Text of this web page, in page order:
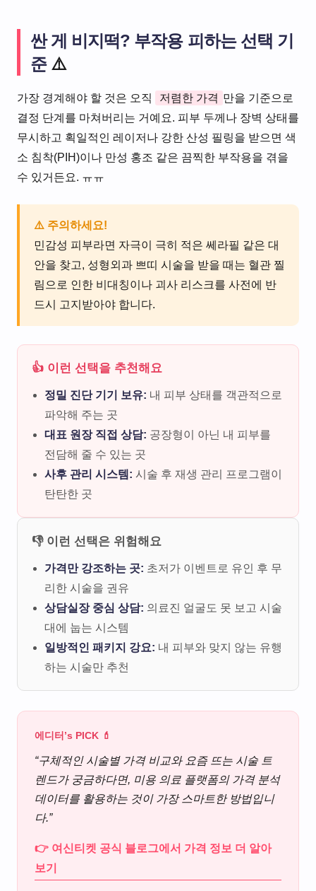
싼 게 비지떡? 부작용 피하는 선택 기
준⚠️
가장 경계해야 할 것은 오직 저렴한 가격 만을 기준으로
결정 단계를 마쳐버리는 거예요. 피부 두께나 장벽 상태를
무시하고 획일적인 레이저나 강한 산성 필링을 받으면 색
소 침착(PIH)이나 만성 홍조 같은 끔찍한 부작용을 겪을
수 있거든요. ㅠㅠ
⚠️ 주의하세요!
민감성 피부라면 자극이 극히 적은 쎄라필 같은 대
안을 찾고, 성형외과 쁘띠 시술을 받을 때는 혈관 찔
림으로 인한 비대칭이나 괴사 리스크를 사전에 반
드시 고지받아야 합니다.
👍 이런 선택을 추천해요
정밀 진단 기기 보유: 내 피부 상태를 객관적으로
파악해 주는 곳
대표 원장 직접 상담: 공장형이 아닌 내 피부를
전담해 줄 수 있는 곳
사후 관리 시스템: 시술 후 재생 관리 프로그램이
탄탄한 곳
👎 이런 선택은 위험해요
가격만 강조하는 곳: 초저가 이벤트로 유인 후 무
리한 시술을 권유
상담실장 중심 상담: 의료진 얼굴도 못 보고 시술
대에 눕는 시스템
일방적인 패키지 강요: 내 피부와 맞지 않는 유행
하는 시술만 추천
에디터’s PICK 💄
“구체적인 시술별 가격 비교와 요즘 뜨는 시술 트
렌드가 궁금하다면, 미용 의료 플랫폼의 가격 분석
데이터를 활용하는 것이 가장 스마트한 방법입니
다.”
👉 여신티켓 공식 블로그에서 가격 정보 더 알아
보기